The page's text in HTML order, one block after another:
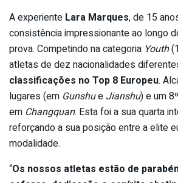
A experiente Lara Marques, de 15
consistência impressionante ao longo
prova. Competindo na categoria Youth
atletas de dez nacionalidades
classificações no Top 8 Europeu.
lugares (em Gunshue Jianshu) e um
em Changquan. Esta foi a sua quarta
reforçando a sua posição entre a elite
modalidade.
“Os nossos atletas estão de